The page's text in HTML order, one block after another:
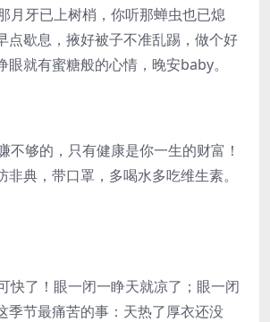
月牙已上树梢，你听那蝉虫也已熄
点歇息，掖好被子不准乱踢，做个好
眼就有蜜糖般的心情，晚安baby。
不够的，只有健康是你一生的财富！
非典，带口罩，多喝水多吃维生素。
快了！眼一闭一睁天就凉了；眼一闭
季节最痛苦的事：天热了厚衣还没